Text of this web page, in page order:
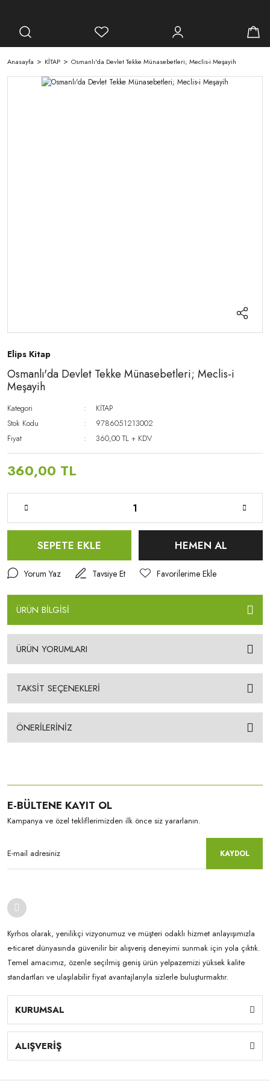
Anasayfa KİTAP Osmanlı'da Devlet Tekke Münasebetleri; Meclis-i Meşayih
Elips Kitap
Osmanlı'da Devlet Tekke Münasebetleri; Meclis-i
Meşayih
Kategori
KİTAP
Stok Kodu
9786051213002
Fiyat
360,00 TL + KDV
360,00 TL
SEPETE EKLE HEMEN AL
Yorum Yaz Tavsiye Et
ÜRÜN BİLGİSİ
ÜRÜN YORUMLARI
TAKSİT SEÇENEKLERİ
ÖNERİLERİNİZ
E-BÜLTENE KAYIT OL
Kampanya ve özel tekliflerimizden ilk önce siz yararlanın.
KAYDOL
Kyrhos olarak, yenilikçi vizyonumuz ve müşteri odaklı hizmet anlayışımızla
e-ticaret dünyasında güvenilir bir alışveriş deneyimi sunmak için yola çıktık.
Temel amacımız, özenle seçilmiş geniş ürün yelpazemizi yüksek kalite
standartları ve ulaşılabilir fiyat avantajlarıyla sizlerle buluşturmaktır.
KURUMSAL
ALIŞVERİŞ